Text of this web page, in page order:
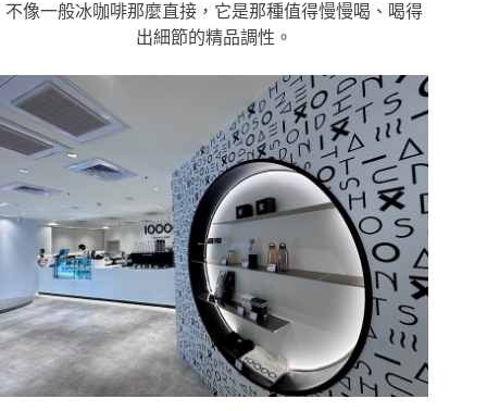
不像一般冰咖啡那麼直接，它是那種值得慢慢喝、喝得
出細節的精品調性。